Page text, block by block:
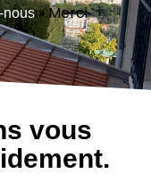
nous»Merci
vous